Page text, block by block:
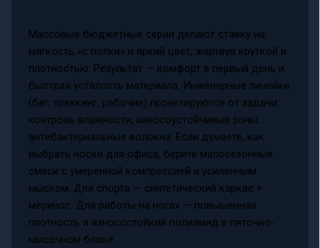
Массовые бюджетные серии делают ставку на
мягкость «с полки» и яркий цвет, жертвуя круткой и
плотностью. Результат — комфорт в первый день и
быстрая усталость материала. Инженерные линейки
(бег, треккинг, рабочие) проектируются от задачи:
контроль влажности, износоустойчивые зоны,
антибактериальные волокна. Если думаете, как
выбрать носки для офиса, берите малосезонные
смеси с умеренной компрессией и усиленным
мыском. Для спорта — синтетический каркас +
меринос. Для работы на ногах — повышенная
плотность и износостойкий полиамид в пяточно-
мысочном блоке.